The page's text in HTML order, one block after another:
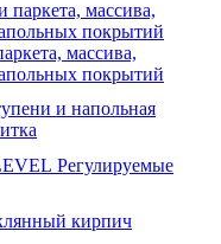
массива,
покрытий
и напольная
Регулируемые
кирпич